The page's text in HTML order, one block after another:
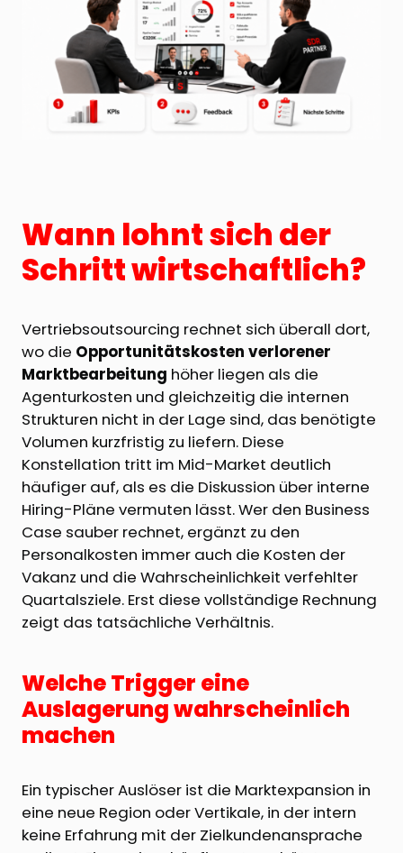
Wann lohnt sich der
Schritt wirtschaftlich?
Vertriebsoutsourcing rechnet sich überall dort,
wo die Opportunitätskosten verlorener
Marktbearbeitung höher liegen als die
Agenturkosten und gleichzeitig die internen
Strukturen nicht in der Lage sind, das benötigte
Volumen kurzfristig zu liefern. Diese
Konstellation tritt im Mid-Market deutlich
häufiger auf, als es die Diskussion über interne
Hiring-Pläne vermuten lässt. Wer den Business
Case sauber rechnet, ergänzt zu den
Personalkosten immer auch die Kosten der
Vakanz und die Wahrscheinlichkeit verfehlter
Quartalsziele. Erst diese vollständige Rechnung
zeigt das tatsächliche Verhältnis.
Welche Trigger eine
Auslagerung wahrscheinlich
machen
Ein typischer Auslöser ist die Marktexpansion in
eine neue Region oder Vertikale, in der intern
keine Erfahrung mit der Zielkundenansprache